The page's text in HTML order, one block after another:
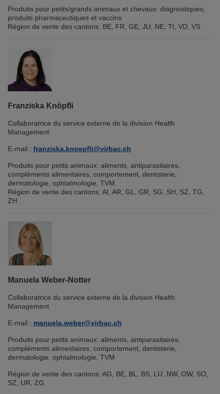
Produits pour petits/grands animaux et chevaux: diagnostiques,
produits pharmaceutiques et vaccins
Région de vente des cantons: BE, FR, GE, JU, NE, TI, VD, VS
Franziska Knöpfli
Collaboratrice du service externe de la division Health
Management
E-mail : franziska.knoepfli@virbac.ch
Produits pour petits animaux: aliments, antiparasitaires,
compléments alimentaires, comportement, dentisterie,
dermatologie, ophtalmologie, TVM
Région de vente des cantons: AI, AR, GL, GR, SG, SH, SZ, TG,
ZH
Manuela Weber-Notter
Collaboratrice du service externe de la division Health
Management
E-mail : manuela.weber@virbac.ch
Produits pour petits animaux: aliments, antiparasitaires,
compléments alimentaires, comportement, dentisterie,
dermatologie, ophtalmologie, TVM
Région de vente des cantons: AG, BE, BL, BS, LU, NW, OW, SO,
SZ, UR, ZG